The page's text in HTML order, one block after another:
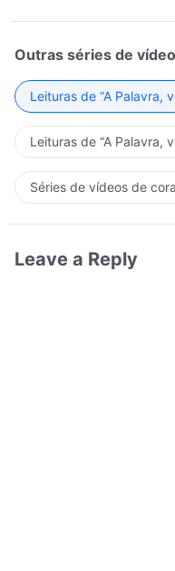
Outras séries de
Leituras de “A Palavra,
Leituras de “A Palavra,
Séries de vídeos de
Leave a Reply